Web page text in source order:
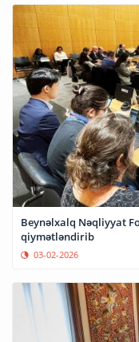
Beynəlxalq Nəqliyyat
qiymətləndirib
03-02-2026